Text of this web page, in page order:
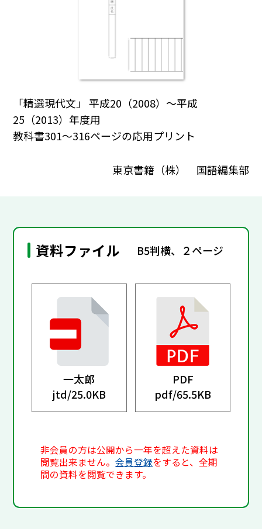
「精選現代文」 平成20（2008）～平成
25（2013）年度用
教科書301～316ページの応用プリント
東京書籍（株） 国語編集部
資料ファイル B5判横、２ページ
一太郎
jtd/25.0KB
PDF
pdf/65.5KB
非会員の方は公開から一年を超えた資料は
閲覧出来ません。会員登録をすると、全期
間の資料を閲覧できます。